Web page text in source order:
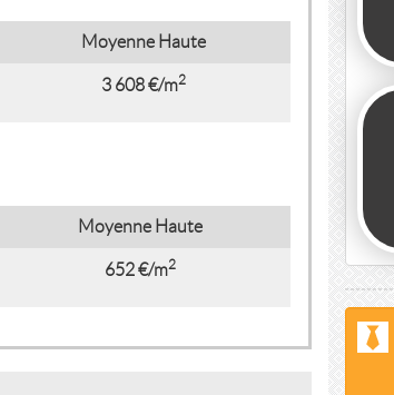
Moyenne Haute
3 608 €/m2
Moyenne Haute
652 €/m2